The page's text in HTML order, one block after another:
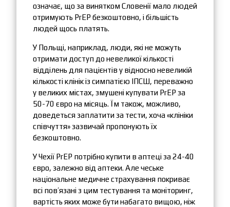
означає, що за винятком Словенії мало людей
отримують PrEP безкоштовно, і більшість
людей щось платять.
У Польщі, наприклад, люди, які не можуть
отримати доступ до невеликої кількості
відділень для пацієнтів у відносно невеликій
кількості клінік із симпатією ІПСШ, переважно
у великих містах, змушені купувати PrEP за
50-70 євро на місяць. Їм також, можливо,
доведеться заплатити за тести, хоча «клініки
співчуття» зазвичай пропонують їх
безкоштовно.
У Чехії PrEP потрібно купити в аптеці за 24-40
євро, залежно від аптеки. Але чеське
національне медичне страхування покриває
всі пов’язані з цим тестування та моніторинг,
вартість яких може бути набагато вищою, ніж